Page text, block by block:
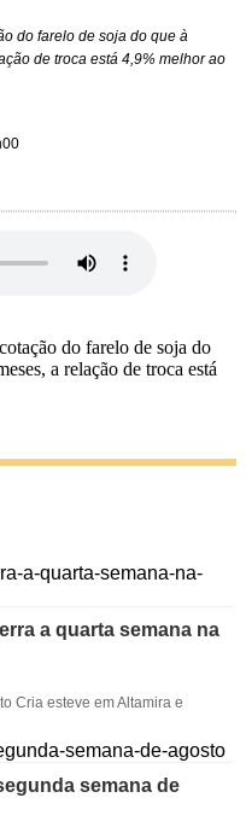
do farelo de soja do que à
de troca está 4,9% melhor ao
do farelo de soja do
a relação de troca está
a quarta semana na
Cria esteve em Altamira e
semana de